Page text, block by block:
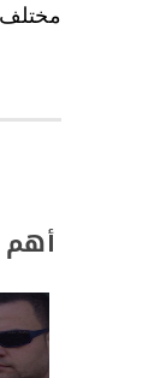
مختلف
أهم